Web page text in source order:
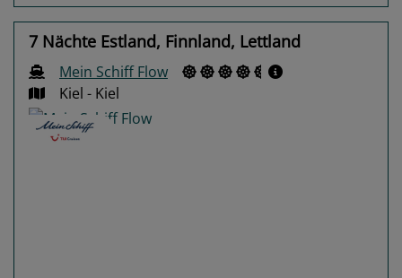
7 Nächte Estland, Finnland, Lettland
Mein Schiff Flow
Kiel - Kiel